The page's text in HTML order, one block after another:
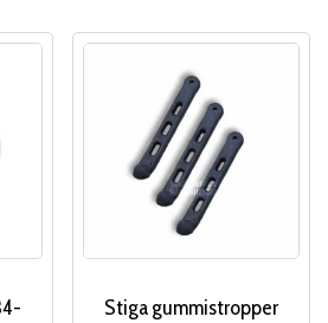
Stiga gummistropper